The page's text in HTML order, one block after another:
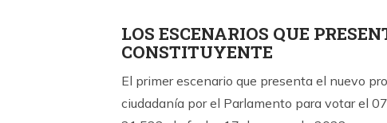
LOS ESCENARIOS QUE
CONSTITUYENTE
El primer escenario que presenta el nuevo
ciudadanía por el Parlamento para votar el